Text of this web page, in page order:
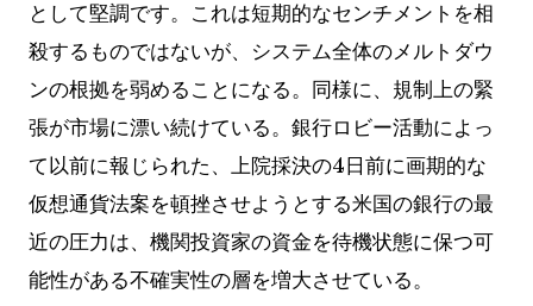
として堅調です。これは短期的なセンチメントを相
殺するものではないが、システム全体のメルトダウ
ンの根拠を弱めることになる。同様に、規制上の緊
張が市場に漂い続けている。銀行ロビー活動によっ
て以前に報じられた、上院採決の4日前に画期的な
仮想通貨法案を頓挫させようとする米国の銀行の最
近の圧力は、機関投資家の資金を待機状態に保つ可
能性がある不確実性の層を増大させている。